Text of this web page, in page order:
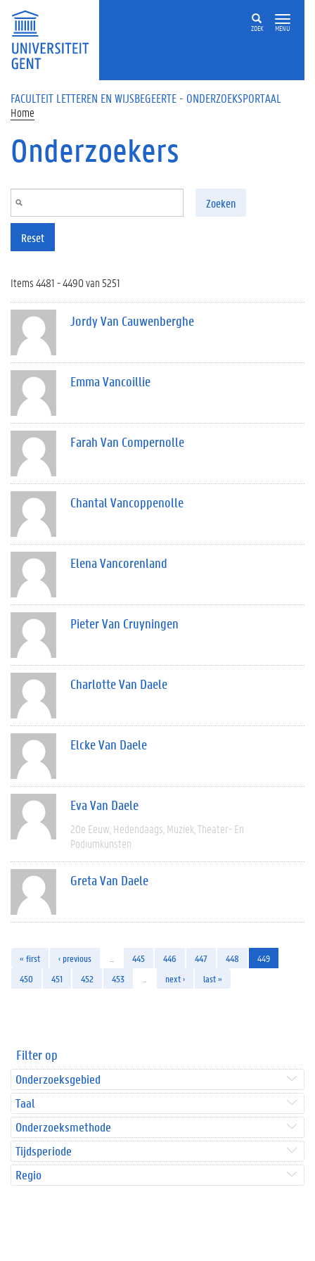
Overslaan en naar de inhoud gaan
ZOEK MENU
FACULTEIT LETTEREN EN WIJSBEGEERTE - ONDERZOEKSPORTAAL
Home
Onderzoekers
Zoeken
Reset
Items 4481 - 4490 van 5251
Jordy Van Cauwenberghe
Emma Vancoillie
Farah Van Compernolle
Chantal Vancoppenolle
Elena Vancorenland
Pieter Van Cruyningen
Charlotte Van Daele
Elcke Van Daele
Eva Van Daele
20e Eeuw Hedendaags Muziek Theater- En
Podiumkunsten
Greta Van Daele
« first ‹ previous 445 446 447 448
449
450
451 452 453 next › last »
Filter op
Onderzoeksgebied
Taal
Onderzoeksmethode
Tijdsperiode
Regio